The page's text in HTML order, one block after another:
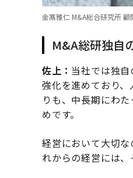
金髙雅仁 M&A総合研究所
M&A総研独自
佐上： 当社では独
強化を進めており
りも、中長期にわ
めです。
経営において大切
れからの経営には